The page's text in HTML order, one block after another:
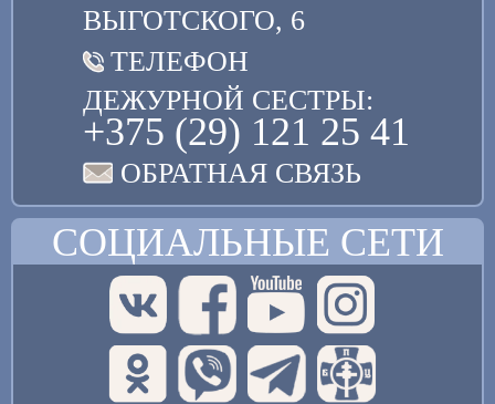
ВЫГОТСКОГО, 6
ТЕЛЕФОН
ДЕЖУРНОЙ СЕСТРЫ:
+375 (29) 121 25 41
ОБРАТНАЯ СВЯЗЬ
СОЦИАЛЬНЫЕ СЕТИ